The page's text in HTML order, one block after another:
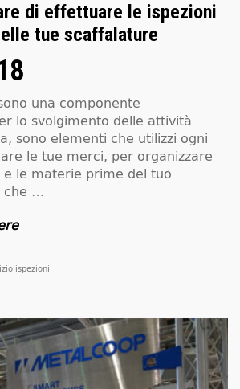
di effettuare le ispezioni
tue scaffalature
una componente
lo svolgimento delle attività
sono elementi che utilizzi ogni
le tue merci, per organizzare
e le materie prime del tuo
che …
ispezioni